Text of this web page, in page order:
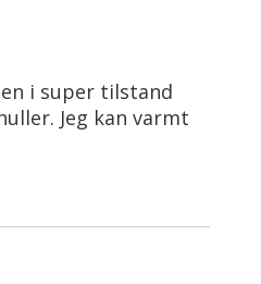
i super tilstand
Jeg kan varmt